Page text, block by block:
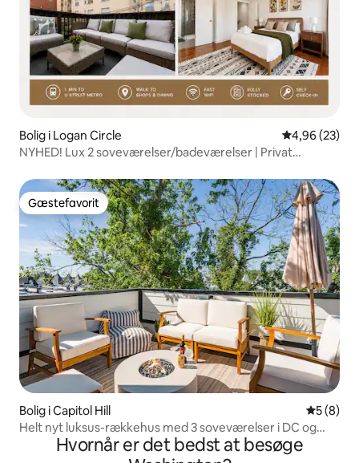
Bolig i Logan Circle 4,96 ud af 5 i
4,96 (23)
NYHED! Lux 2 soveværelser/badeværelser | Privat
Gæstefavorit
Gæstefavorit
Bolig i Capitol Hill 5 ud af 5
5 (8)
Helt nyt luksus-rækkehus med 3 soveværelser i DC og
tagterrasseHvornår er det bedst at besøge